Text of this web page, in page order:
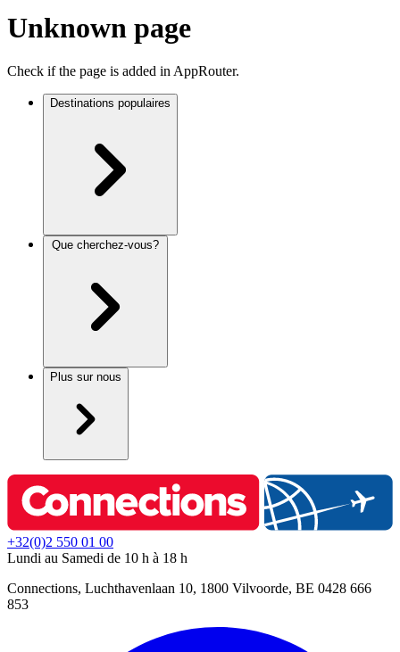
Unknown page
Check if the page is added in AppRouter.
Destinations populaires
Plus sur nous
+32(0)2 550 01 00
Lundi au Samedi de 10 h à 18 h
Connections, Luchthavenlaan 10, 1800 Vilvoorde, BE 0428 666
853